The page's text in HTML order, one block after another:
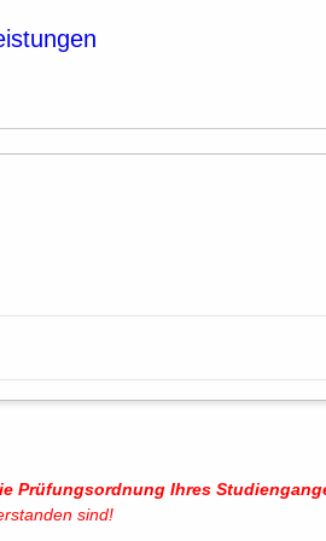
Prüfungsordnung Ihres
sind!